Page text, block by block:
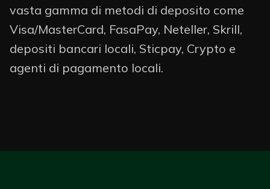
vasta gamma di metodi di deposito come
Visa/MasterCard, FasaPay, Neteller, Skrill,
depositi bancari locali, Sticpay, Crypto e
agenti di pagamento locali.